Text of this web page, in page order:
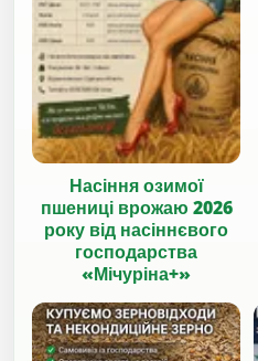
Насіння озимої
пшениці врожаю 2026
року від насіннєвого
господарства
«Мічуріна+»